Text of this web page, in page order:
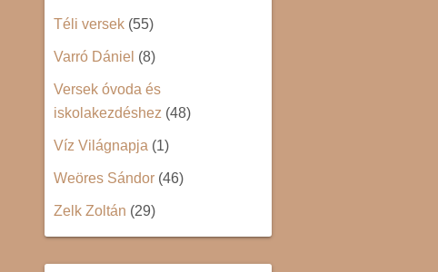
Téli versek (55)
Varró Dániel (8)
Versek óvoda és
iskolakezdéshez (48)
Víz Világnapja (1)
Weöres Sándor (46)
Zelk Zoltán (29)